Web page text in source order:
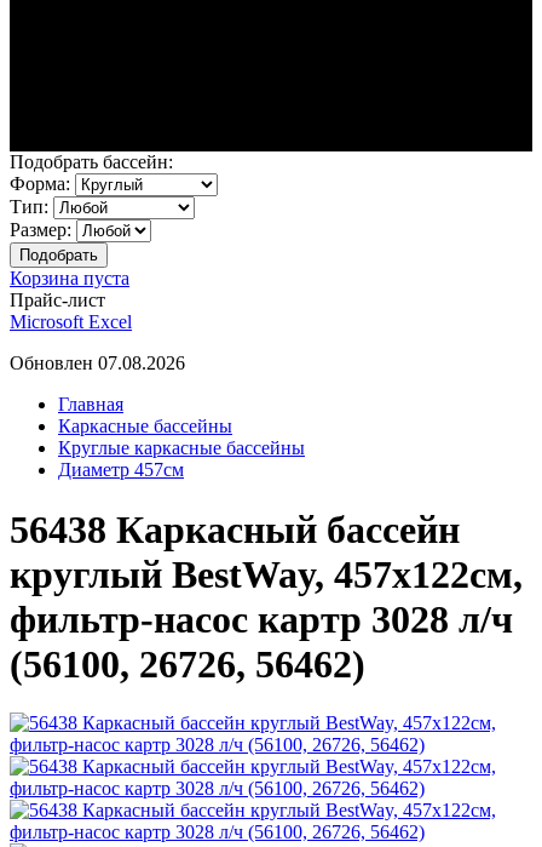
Подобрать бассейн:
Форма:
Тип:
Размер:
Корзина пуста
Прайс-лист
Microsoft Excel
Обновлен 07.08.2026
Главная
Каркасные бассейны
Круглые каркасные бассейны
Диаметр 457см
56438 Каркасный бассейн
круглый BestWay, 457х122см,
фильтр-насос картр 3028 л/ч
(56100, 26726, 56462)